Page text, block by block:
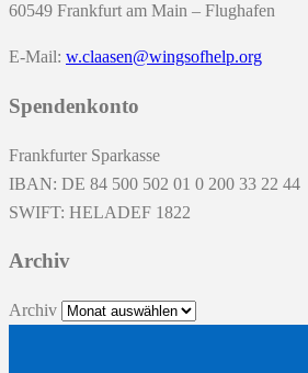
60549 Frankfurt am Main – Flughafen
E-Mail: w.claasen@wingsofhelp.org
Spendenkonto
Frankfurter Sparkasse
IBAN: DE 84 500 502 01 0 200 33 22 44
SWIFT: HELADEF 1822
Archiv
Archiv